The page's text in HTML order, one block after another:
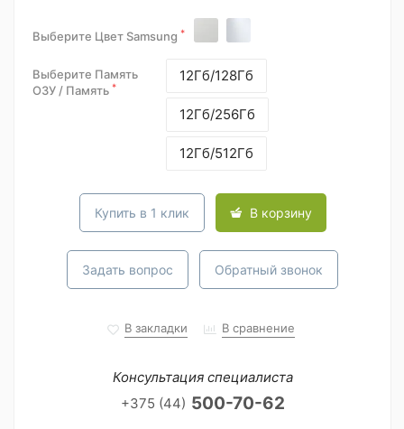
Выберите Цвет Samsung *
Выберите Память
ОЗУ / Память *
12Гб/128Гб
12Гб/256Гб
12Гб/512Гб
Купить в 1 клик В корзину
Задать вопрос Обратный звонок
В закладки В сравнение
Консультация специалиста
+375 (44) 500-70-62